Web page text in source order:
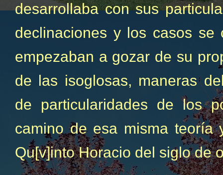
desarrollaba con sus
declinaciones y los casos
empezaban a gozar de su
de las isoglosas, maneras
de particularidades de los
camino de esa misma teoría
Qu[v]into Horacio del siglo de